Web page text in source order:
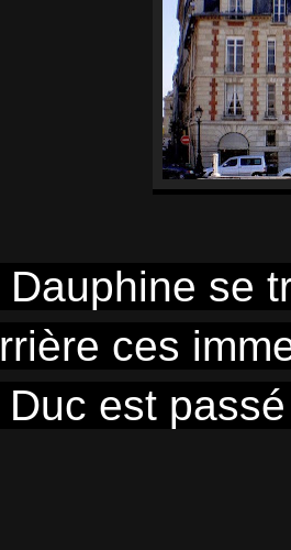
Dauphine se
ces
est